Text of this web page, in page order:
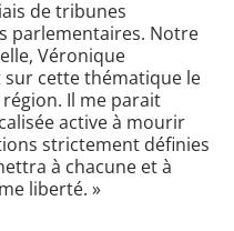
de tribunes
parlementaires. Notre
Véronique
sur cette thématique le
Il me parait
active à mourir
strictement définies
à chacune et à
liberté. »